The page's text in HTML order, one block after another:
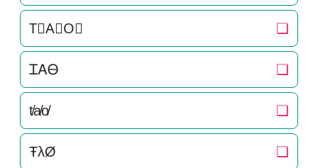
T⃒A⃒O⃒ ❏
ᏆᎪᎾ ❏
t̸a̸o̸ ❏
ŦλØ ❏